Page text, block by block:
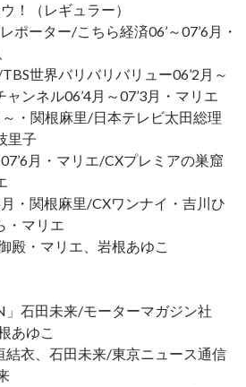
！（レギュラー）
ポーター/こちら経済06’～07’6月・
世界バリバリバリュー06’2月～
ンネル06’4月～07’3月・マリエ
・関根麻里/日本テレビ太田総理
里子
月・マリエ/CXプレミアの巣窟
・関根麻里/CXワンナイ・吉川ひ
・マリエ
殿・マリエ、岩根あゆこ
石田未来/モーターマガジン社
あゆこ
衣、石田未来/東京ニュース通信